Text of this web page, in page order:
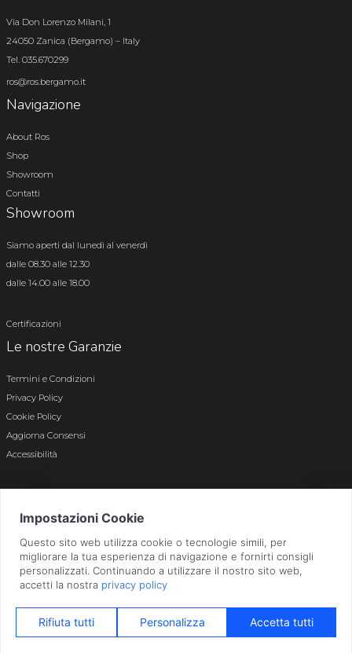
Via Don Lorenzo Milani, 1
24050 Zanica (Bergamo) – Italy
Tel. 035.670299
ros@ros.bergamo.it
Navigazione
About Ros
Shop
Showroom
Contatti
Showroom
Siamo aperti dal lunedì al venerdì
dalle 08.30 alle 12.30
dalle 14.00 alle 18.00
Certificazioni
Le nostre Garanzie
Termini e Condizioni
Privacy Policy
Cookie Policy
Aggiorna Consensi
Accessibilità
Bergamo n. 01496180165 · Capitale Sociale i.v. € 800.000,00